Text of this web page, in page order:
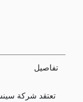
تفاصيل
تعتقد شركة